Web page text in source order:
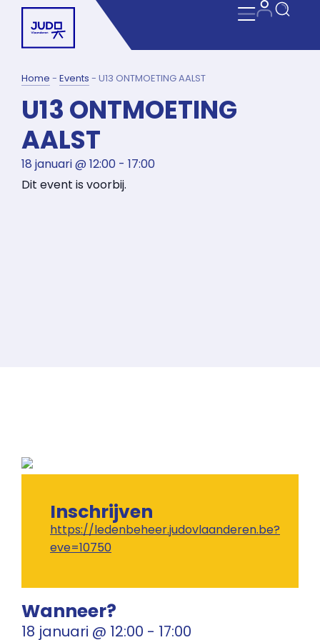
Home - Events - U13 ONTMOETING AALST
U13 ONTMOETING
AALST
18 januari@ 12:00 - 17:00
Dit event is voorbij.
Inschrijven
https://ledenbeheer.judovlaanderen.be?
eve=10750
Wanneer?
18 januari @ 12:00 - 17:00